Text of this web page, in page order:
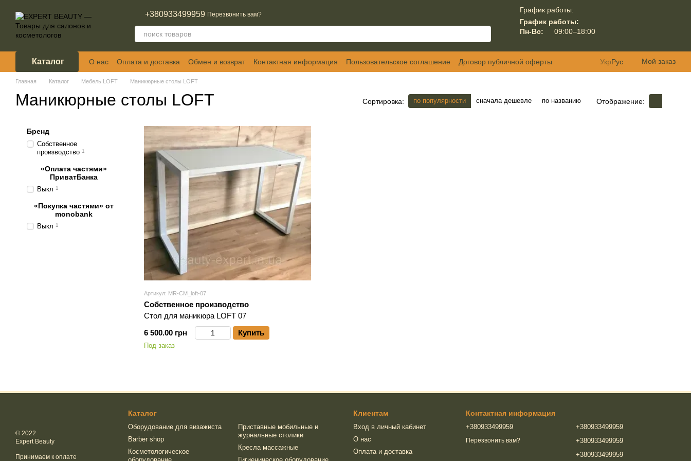
+380933499959 Перезвонить вам?
График работы:
График работы:
Пн-Вс:
09:00–18:00
Каталог О нас Оплата и доставка Обмен и возврат Контактная информация Пользовательское соглашение
Договор публичной оферты
Отзывы о магазине
УкрРус Мой заказ
Главная Каталог Мебель LOFT Маникюрные столы LOFT
Маникюрные столы LOFT Сортировка: по популярности сначала дешевле по названию Отображение:
Артикул: MR-СМ_loft-07
Собственное производство
Стол для маникюра LOFT 07
6 500.00 грн
Купить
Под заказ
Бренд
Собственное
производство 1
«Оплата частями»
ПриватБанка
Выкл 1
«Покупка частями» от
monobank
Выкл 1
© 2022
Expert Beauty
Принимаем к оплате
Каталог
Оборудование для визажиста
Barber shop
Косметологическое
Приставные мобильные и
журнальные столики
Кресла массажные
Клиентам
Вход в личный кабинет
О нас
Оплата и доставка
Контактная информация
+380933499959
Перезвонить вам?
+380933499959
+380933499959
+380933499959